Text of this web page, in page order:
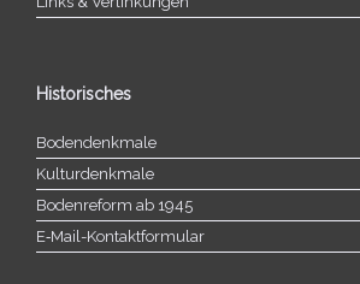
Historisches
Bodendenkmale
Kulturdenkmale
Bodenreform ab 1945
E‑Mail-​​Kontaktformular